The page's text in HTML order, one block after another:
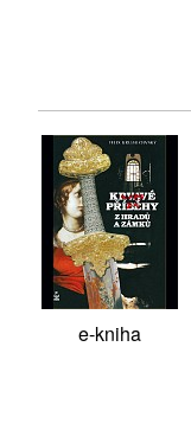
e-kniha